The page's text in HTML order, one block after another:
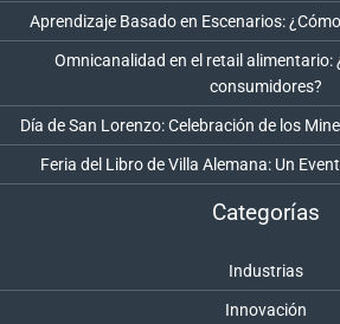
Aprendizaje Basado en Escenarios:
Omnicanalidad en el retail alimentario:
consumidores?
Día de San Lorenzo: Celebración de los
Feria del Libro de Villa Alemana: Un
Categorías
Industrias
Innovación